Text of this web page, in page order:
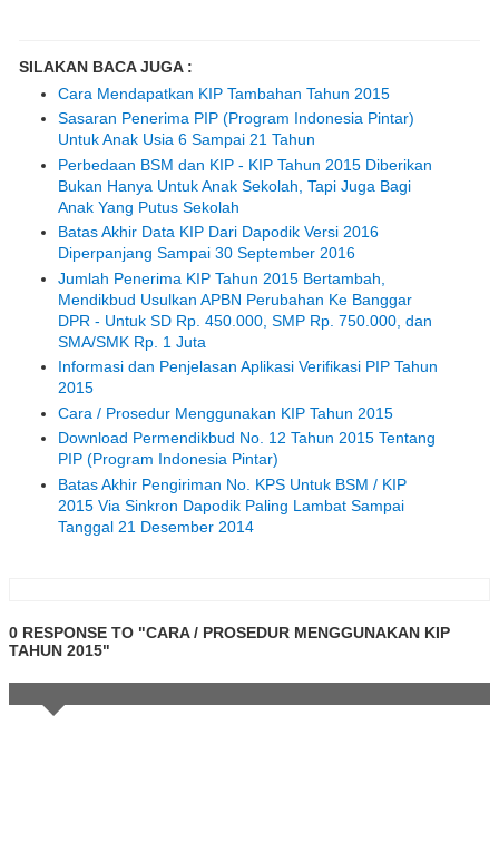
SILAKAN BACA JUGA :
Cara Mendapatkan KIP Tambahan Tahun 2015
Sasaran Penerima PIP (Program Indonesia Pintar)
Untuk Anak Usia 6 Sampai 21 Tahun
Perbedaan BSM dan KIP - KIP Tahun 2015 Diberikan
Bukan Hanya Untuk Anak Sekolah, Tapi Juga Bagi
Anak Yang Putus Sekolah
Batas Akhir Data KIP Dari Dapodik Versi 2016
Diperpanjang Sampai 30 September 2016
Jumlah Penerima KIP Tahun 2015 Bertambah,
Mendikbud Usulkan APBN Perubahan Ke Banggar
DPR - Untuk SD Rp. 450.000, SMP Rp. 750.000, dan
SMA/SMK Rp. 1 Juta
Informasi dan Penjelasan Aplikasi Verifikasi PIP Tahun
2015
Cara / Prosedur Menggunakan KIP Tahun 2015
Download Permendikbud No. 12 Tahun 2015 Tentang
PIP (Program Indonesia Pintar)
Batas Akhir Pengiriman No. KPS Untuk BSM / KIP
2015 Via Sinkron Dapodik Paling Lambat Sampai
Tanggal 21 Desember 2014
0 RESPONSE TO "CARA / PROSEDUR MENGGUNAKAN KIP
TAHUN 2015"